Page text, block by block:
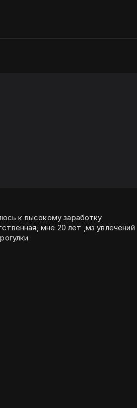
к высокому заработку
мне 20 лет ,мз увлечений